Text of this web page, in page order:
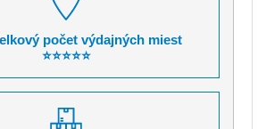
počet výdajných miest
⭐⭐⭐⭐⭐